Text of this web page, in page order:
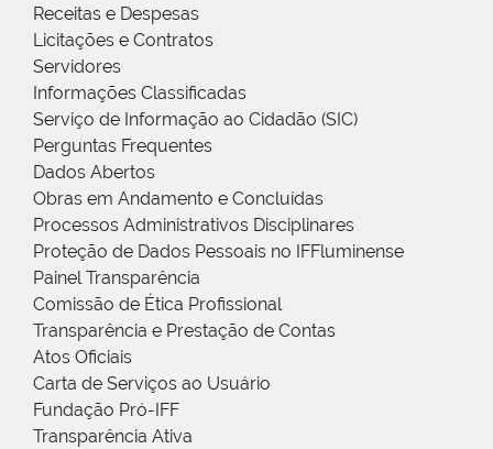
Receitas e Despesas
Licitações e Contratos
Servidores
Informações Classificadas
Serviço de Informação ao Cidadão (SIC)
Perguntas Frequentes
Dados Abertos
Obras em Andamento e Concluídas
Processos Administrativos Disciplinares
Proteção de Dados Pessoais no IFFluminense
Painel Transparência
Comissão de Ética Profissional
Transparência e Prestação de Contas
Atos Oficiais
Carta de Serviços ao Usuário
Fundação Pró-IFF
Transparência Ativa